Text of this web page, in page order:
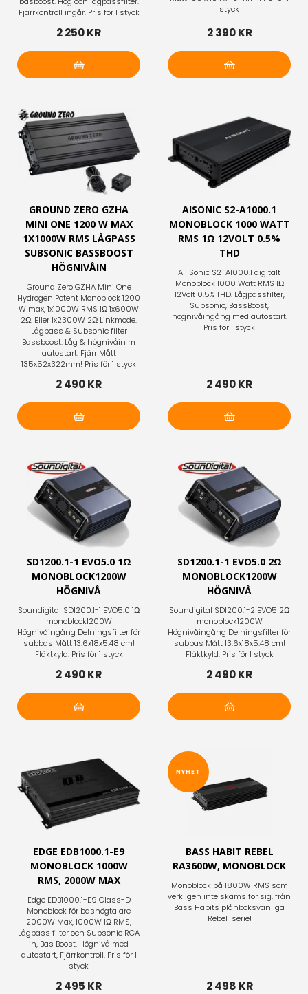
Fjärrkontroll ingår. Pris för 1 styck
2 250 KR
styck
2 390 KR
GROUND ZERO GZHA
MINI ONE 1200 W MAX
1X1000W RMS LÅGPASS
SUBSONIC BASSBOOST
HÖGNIVÅIN
Ground Zero GZHA Mini One
Hydrogen Potent Monoblock 1200
W max, 1x1000W RMS 1Ω 1x600W
2Ω. Eller 1x2300W 2Ω Linkmode.
Lågpass & Subsonic filter
Bassboost. Låg & högnivåin m
autostart. Fjärr Mått
135x52x322mm! Pris för 1 styck
2 490 KR
AISONIC S2-A1000.1
MONOBLOCK 1000 WATT
RMS 1Ω 12VOLT 0.5%
THD
AI-Sonic S2-A1000.1 digitalt
Monoblock 1000 Watt RMS 1Ω
12Volt 0.5% THD. Lågpassfilter,
Subsonic, BassBoost,
högnivåingång med autostart.
Pris för 1 styck
2 490 KR
SD1200.1-1 EVO5.0 1Ω
MONOBLOCK1200W
HÖGNIVÅ
Soundigital SD1200.1-1 EVO5.0 1Ω
monoblock1200W
Högnivåingång Delningsfilter för
subbas Mått 13.6x18x5.48 cm!
Fläktkyld. Pris för 1 styck
2 490 KR
SD1200.1-1 EVO5.0 2Ω
MONOBLOCK1200W
HÖGNIVÅ
Soundigital SD1200.1-2 EVO5 2Ω
monoblock1200W
Högnivåingång Delningsfilter för
subbas Mått 13.6x18x5.48 cm!
Fläktkyld. Pris för 1 styck
2 490 KR
EDGE EDB1000.1-E9
MONOBLOCK 1000W
RMS, 2000W MAX
Edge EDB1000.1-E9 Class-D
Monoblock för bashögtalare
2000W Max, 1000W 1Ω RMS,
Lågpass filter och Subsonic RCA
in, Bas Boost, Högnivå med
autostart, Fjärrkontroll. Pris för 1
styck
2 495 KR
NYHET
BASS HABIT REBEL
RA3600W, MONOBLOCK
Monoblock på 1800W RMS som
verkligen inte skäms för sig, från
Bass Habits plånboksvänliga
Rebel-serie!
2 498 KR